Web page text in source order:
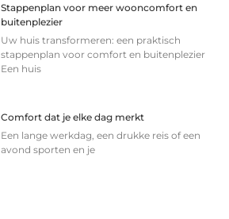
Stappenplan voor meer wooncomfort en
buitenplezier
Uw huis transformeren: een praktisch
stappenplan voor comfort en buitenplezier
Een huis
Comfort dat je elke dag merkt
Een lange werkdag, een drukke reis of een
avond sporten en je